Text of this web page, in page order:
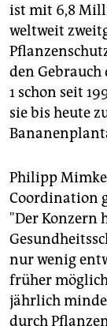
ist mit 6,8
weltweit
den Gebrauch
1 schon seit
sie bis heute
Philipp
Coordination
"Der Konzern
nur wenig
früher möglich
jährlich
durch